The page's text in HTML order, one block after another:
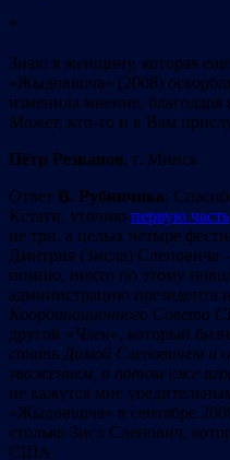
*
Знаю я женщину, которая
«Жыдовішча» (2008)
изменила мнение, благодаря
Может, кто-то и к Вам
Пётр Резванов, г. Минск
Ответ В. Рубинчика:
Кстати, уточню первую часть
не три, а целых четыре
Дмитрия (Зисла) Слеповича
помню, никто по этому
администрацию президента
Координационного Совета
другой «Член», который
стать Димой Слеповичем и
уважением, а потом уже
не кажутся мне
«Жыдовішча» в сентябре
столько Зисл Слепович,
США.